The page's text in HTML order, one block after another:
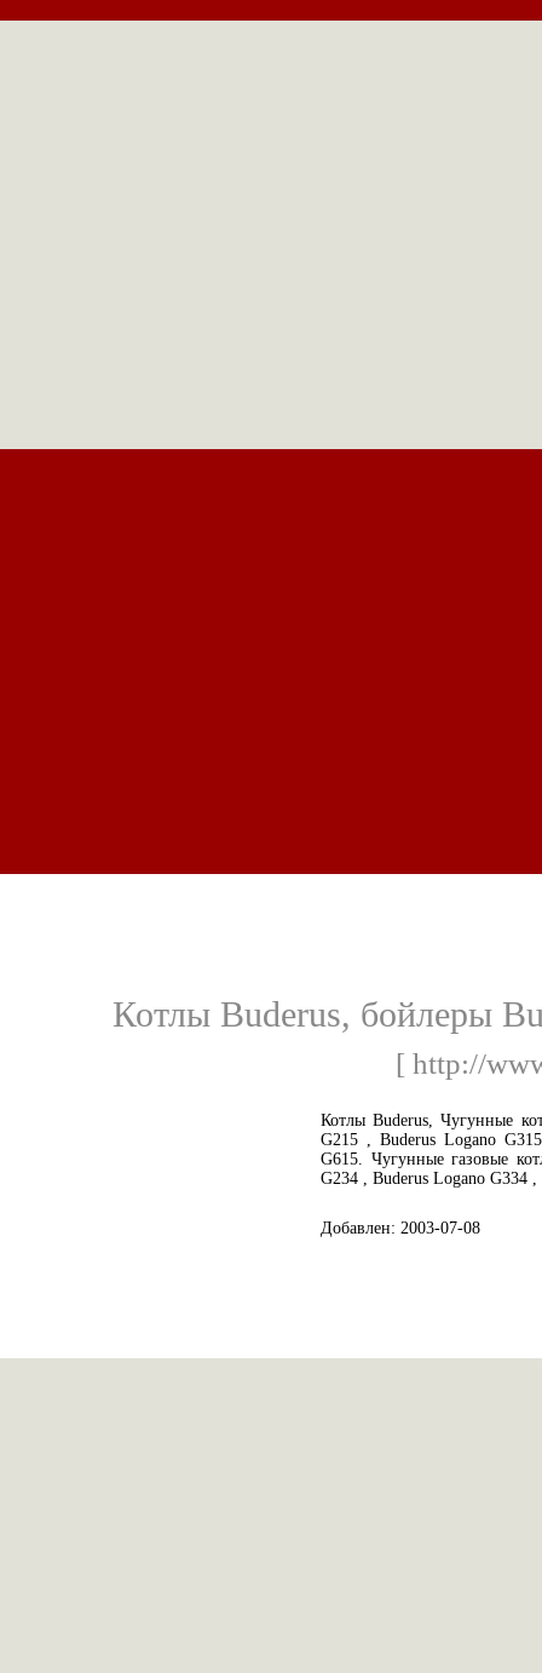
Котлы Buderus, бойлеры
[ http://
Котлы Buderus, Чугунные
G215 , Buderus Logano
G615. Чугунные газовые
G234 , Buderus Logano G334
Добавлен: 2003-07-08